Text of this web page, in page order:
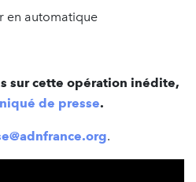
en automatique
sur cette opération inédite,
de presse.
.